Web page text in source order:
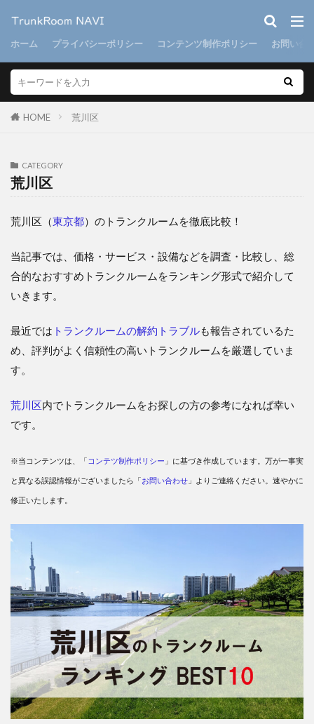
ホーム プライバシーポリシー コンテンツ制作ポリシー お問い合
HOME 荒川区
CATEGORY
荒川区
荒川区（東京都）のトランクルームを徹底比較！
当記事では、価格・サービス・設備などを調査・比較し、総
合的なおすすめトランクルームをランキング形式で紹介して
いきます。
最近では トランクルームの解約トラブルも報告されているた
め、評判がよく信頼性の高いトランクルームを厳選していま
す。
荒川区内でトランクルームをお探しの方の参考になれば幸い
です。
※当コンテンツは、「 コンテツ制作ポリシー 」に基づき作成しています。万が一事実
と異なる誤認情報がございましたら「お問い合わせ 」よりご連絡ください。速やかに
修正いたします。